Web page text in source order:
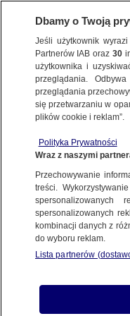
POLSKA
łaski wobec
narkotykami
28.06.2022, 16:03
Udostępnij
Dbamy o Twoją
Jeśli użytkownik
Partnerów IAB oraz30
użytkownika i
przeglądania.
przeglądania
się przetwarzaniu w
plików cookie i reklam”.
Polityka Prywatności
Wraz z naszymi
Przechowywanie
treści.
spersonalizowanych
kombinacji danych z
do wyboru reklam.
Lista partnerów